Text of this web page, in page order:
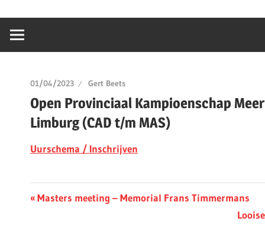
01/04/2023 Gert Beets
Open Provinciaal Kampioenschap
Limburg (CAD t/m MAS)
Uurschema / Inschrijven
Berichtnavigatie
Previous
Masters meeting – Memorial Frans Timmermans
Next